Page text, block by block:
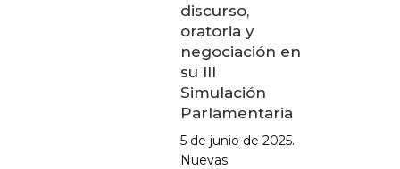
discurso,
oratoria y
negociación en
su III
Simulación
Parlamentaria
5 de junio de 2025.
Nuevas